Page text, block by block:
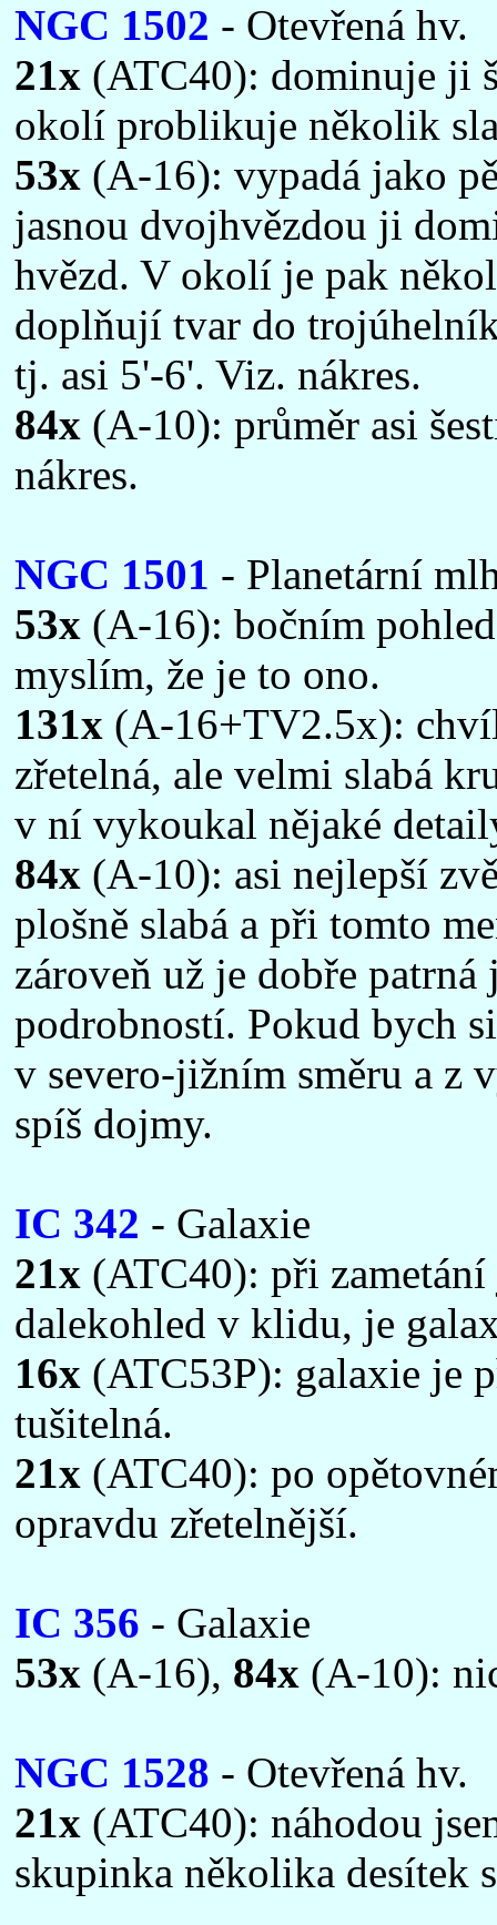
NGC 1502 - Otevřená hv.
21x (ATC40): dominuje ji
okolí problikuje několik
53x (A-16): vypadá jako
jasnou dvojhvězdou ji
hvězd. V okolí je pak
doplňují tvar do
tj. asi 5'-6'. Viz. nákres.
84x (A-10): průměr asi
nákres.
NGC 1501 - Planetární
53x (A-16): bočním
myslím, že je to ono.
131x (A-16+TV2.5x):
zřetelná, ale velmi slabá
v ní vykoukal nějaké
84x (A-10): asi nejlepší
plošně slabá a při tomto
zároveň už je dobře
podrobností. Pokud bych
v severo-jižním směru a z
spíš dojmy.
IC 342 - Galaxie
21x (ATC40): při
dalekohled v klidu, je
16x (ATC53P): galaxie je
tušitelná.
21x (ATC40): po
opravdu zřetelnější.
IC 356 - Galaxie
53x (A-16), 84x (A-10):
NGC 1528 - Otevřená hv.
21x (ATC40): náhodou
skupinka několika desítek